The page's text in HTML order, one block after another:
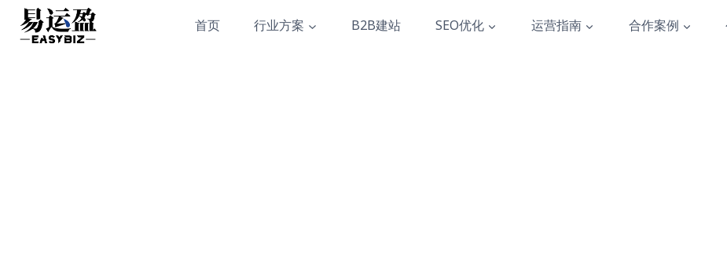
Skip
content
首页 行业方案 B2B建站 SEO优化 运营指南 合作案例